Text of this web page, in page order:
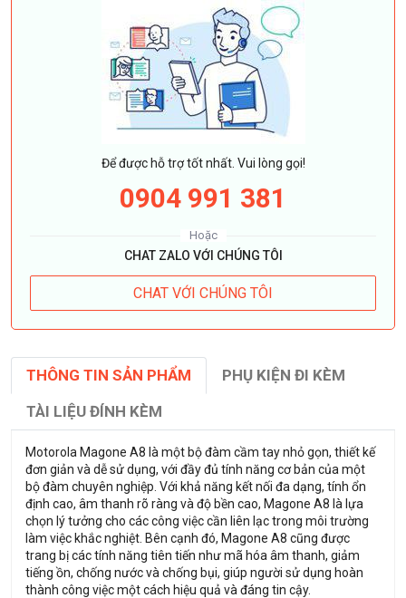
Để được hỗ trợ tốt nhất. Vui lòng gọi!
0904 991 381
Hoặc
CHAT ZALO VỚI CHÚNG TÔI
CHAT VỚI CHÚNG TÔI
THÔNG TIN SẢN PHẨM
PHỤ KIỆN ĐI KÈM
TÀI LIỆU ĐÍNH KÈM
Motorola Magone A8 là một bộ đàm cầm tay nhỏ gọn, thiết kế
đơn giản và dễ sử dụng, với đầy đủ tính năng cơ bản của một
bộ đàm chuyên nghiệp. Với khả năng kết nối đa dạng, tính ổn
định cao, âm thanh rõ ràng và độ bền cao, Magone A8 là lựa
chọn lý tưởng cho các công việc cần liên lạc trong môi trường
làm việc khắc nghiệt. Bên cạnh đó, Magone A8 cũng được
trang bị các tính năng tiên tiến như mã hóa âm thanh, giảm
tiếng ồn, chống nước và chống bụi, giúp người sử dụng hoàn
thành công việc một cách hiệu quả và đáng tin cậy.